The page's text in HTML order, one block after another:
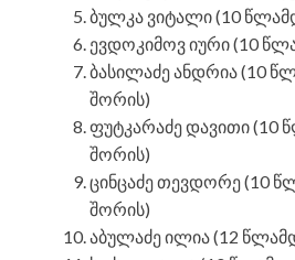
ბულკა ვიტალი (10
ევდოკიმოვ იური (10
ბასილაძე ანდრია (10
შორის)
ფუტკარაძე დავითი (10
შორის)
ცინცაძე თევდორე (10
შორის)
აბულაძე ილია (12